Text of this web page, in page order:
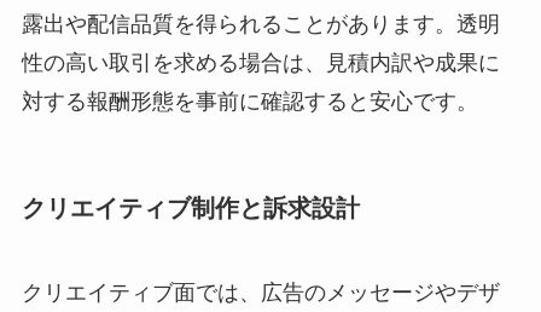
露出や配信品質を得られることがあります。透明
性の高い取引を求める場合は、見積内訳や成果に
対する報酬形態を事前に確認すると安心です。
クリエイティブ制作と訴求設計
クリエイティブ面では、広告のメッセージやデザ